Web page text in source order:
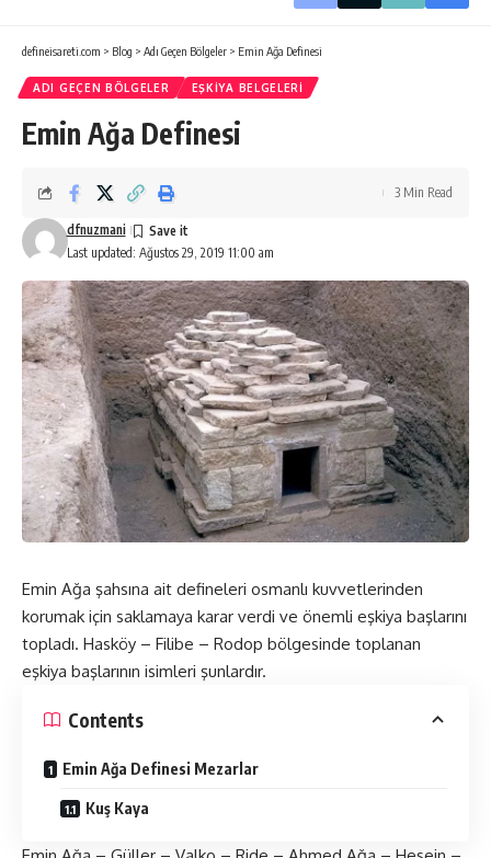
defineisareti.com > Blog > Adı Geçen Bölgeler > Emin Ağa Definesi
ADI GEÇEN BÖLGELER EŞKIYA BELGELERI
Emin Ağa Definesi
Last updated: Ağustos 29, 2019 11:00 am
dfnuzmani
3 Min Read
Emin Ağa şahsına ait defineleri osmanlı kuvvetlerinden
korumak için saklamaya karar verdi ve önemli eşkiya başlarını
topladı. Hasköy – Filibe – Rodop bölgesinde toplanan
eşkiya başlarının isimleri şunlardır.
Contents
Emin Ağa Definesi Mezarlar
Kuş Kaya